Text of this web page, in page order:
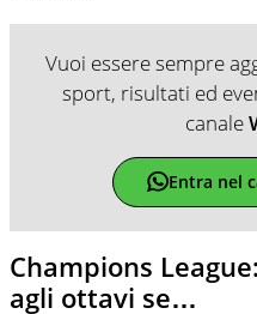
Vuoi essere sempre
sport, risultati ed
canale
Entra nel
Champions
agli ottavi se…